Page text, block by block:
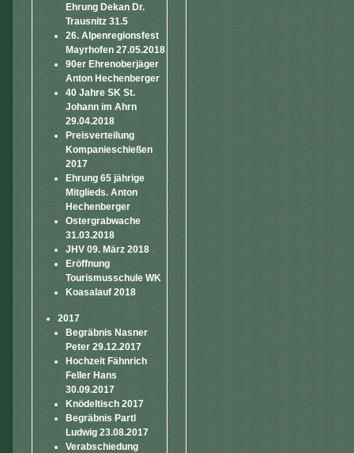
Ehrung Dekan Dr.
Trausnitz 31.5
26. Alpenregionsfest
Mayrhofen 27.05.2018
90er Ehrenoberjäger
Anton Hechenberger
40 Jahre SK St.
Johann im Ahrn
29.04.2018
Preisverteilung
Kompanieschießen
2017
Ehrung 65 jährige
Mitglieds. Anton
Hechenberger
Ostergrabwache
31.03.2018
JHV 09. März 2018
Eröffnung
Tourismusschule WK
Koasalauf 2018
2017
Begräbnis Nasner
Peter 29.12.2017
Hochzeit Fähnrich
Feller Hans
30.09.2017
Knödeltisch 2017
Begräbnis Partl
Ludwig 23.08.2017
Verabschiedung